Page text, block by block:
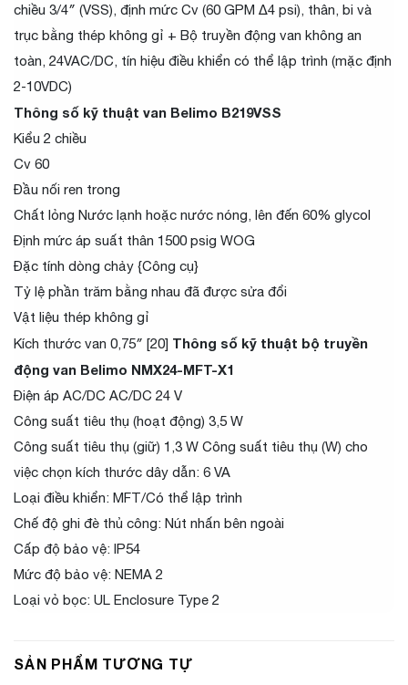
chiều 3/4″ (VSS), định mức Cv (60 GPM Δ4 psi), thân, bi và
trục bằng thép không gỉ + Bộ truyền động van không an
toàn, 24VAC/DC, tín hiệu điều khiển có thể lập trình (mặc định
2-10VDC)
Thông số kỹ thuật van Belimo B219VSS
Kiểu 2 chiều
Cv 60
Đầu nối ren trong
Chất lỏng Nước lạnh hoặc nước nóng, lên đến 60% glycol
Định mức áp suất thân 1500 psig WOG
Đặc tính dòng chảy {Công cụ}
Tỷ lệ phần trăm bằng nhau đã được sửa đổi
Vật liệu thép không gỉ
Kích thước van 0,75″ [20] Thông số kỹ thuật bộ truyền
động van Belimo NMX24-MFT-X1
Điện áp AC/DC AC/DC 24 V
Công suất tiêu thụ (hoạt động) 3,5 W
Công suất tiêu thụ (giữ) 1,3 W Công suất tiêu thụ (W) cho
việc chọn kích thước dây dẫn: 6 VA
Loại điều khiển: MFT/Có thể lập trình
Chế độ ghi đè thủ công: Nút nhấn bên ngoài
Cấp độ bảo vệ: IP54
Mức độ bảo vệ: NEMA 2
Loại vỏ bọc: UL Enclosure Type 2
SẢN PHẨM TƯƠNG TỰ